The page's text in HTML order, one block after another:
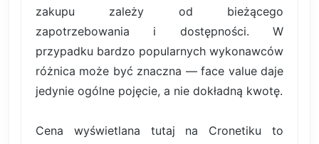
zakupu zależy od bieżącego
zapotrzebowania i dostępności. W
przypadku bardzo popularnych wykonawców
różnica może być znaczna — face value daje
jedynie ogólne pojęcie, a nie dokładną kwotę.
Cena wyświetlana tutaj na Cronetiku to